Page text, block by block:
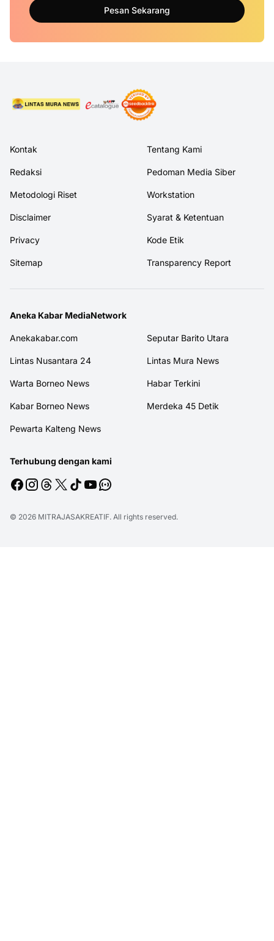
Pesan Sekarang
Kontak Tentang Kami
Redaksi Pedoman Media Siber
Metodologi Riset Workstation
Disclaimer Syarat & Ketentuan
Privacy Kode Etik
Sitemap Transparency Report
Aneka Kabar MediaNetwork
Anekakabar.com Seputar Barito Utara
Lintas Nusantara 24 Lintas Mura News
Warta Borneo News Habar Terkini
Kabar Borneo News Merdeka 45 Detik
Pewarta Kalteng News
Terhubung dengan kami
© 2026 MITRAJASAKREATIF. All rights reserved.